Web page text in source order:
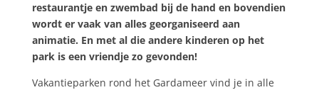
restaurantje en zwembad bij de hand en bovendien
wordt er vaak van alles georganiseerd aan
animatie. En met al die andere kinderen op het
park is een vriendje zo gevonden!
Vakantieparken rond het Gardameer vind je in alle